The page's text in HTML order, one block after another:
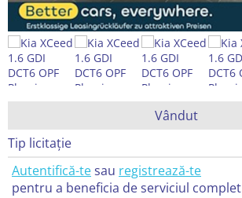
Vândut
Tip licitație
Autentifică-tesau registrează-te
pentru a beneficia de serviciul complet